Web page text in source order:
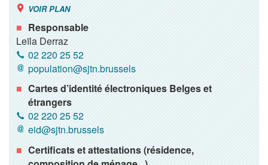
VOIR PLAN
Responsable
Leïla Derraz
02 220 25 52
population@sjtn.brussels
Cartes d’identité électroniques Belges et
étrangers
02 220 25 52
eid@sjtn.brussels
Certificats et attestations (résidence,